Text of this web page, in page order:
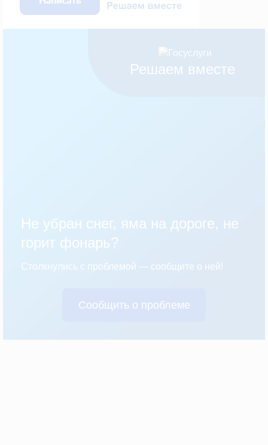
Решаем вместе
Не убран снег, яма на дороге, не
горит фонарь?
Столкнулись с проблемой — сообщите о ней!
Сообщить о проблеме